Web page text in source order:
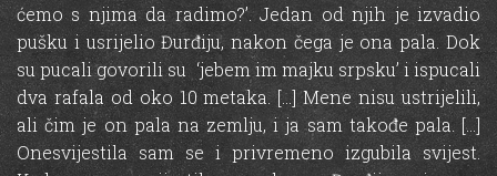
ćemo s njima da radimo?’. Jedan od njih je izvadio
pušku i usrijelio Đurđiju, nakon čega je ona pala. Dok
su pucali govorili su ‘jebem im majku srpsku’ i ispucali
dva rafala od oko 10 metaka. […] Mene nisu ustrijelili,
ali čim je on pala na zemlju, i ja sam takođe pala. […]
Onesvijestila sam se i privremeno izgubila svijest.